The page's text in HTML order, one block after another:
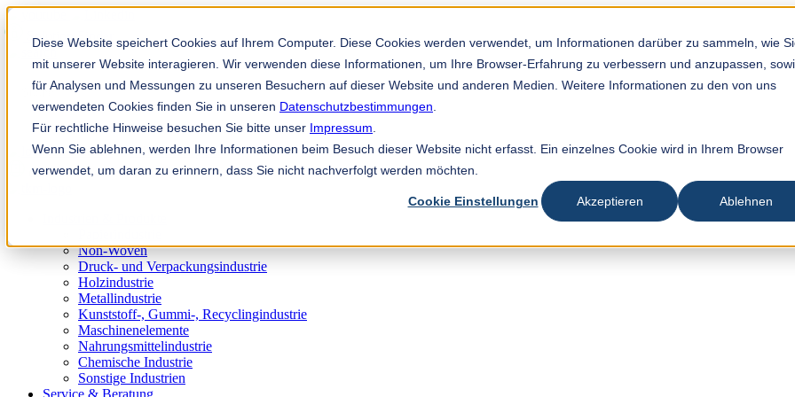
Diese Website speichert Cookies auf Ihrem Computer. Diese Cookies werden verwendet, um Informationen darüber zu sammeln, wie
mit unserer Website interagieren. Wir verwenden diese Informationen, um Ihre Browser-Erfahrung zu verbessern und anzupassen,
für Analysen und Messungen zu unseren Besuchern auf dieser Website und anderen Medien. Weitere Informationen zu den von uns
verwendeten Cookies finden Sie in unseren Datenschutzbestimmungen
Für rechtliche Hinweise besuchen Sie bitte unser Impressum
Wenn Sie ablehnen, werden Ihre Informationen beim Besuch dieser Website nicht erfasst. Ein einzelnes Cookie wird in Ihrem Browser
verwendet, um daran zu erinnern, dass Sie nicht nachverfolgt werden möchten.
Cookie Einstellungen Akzeptieren Ablehnen
Solution Finder
Mitarbeiterportal
de
Non-Woven
Druck- und Verpackungsindustrie
Holzindustrie
Metallindustrie
Kunststoff-, Gummi-, Recyclingindustrie
Maschinenelemente
Nahrungsmittelindustrie
Chemische Industrie
Sonstige Industrien
Service & Beratung